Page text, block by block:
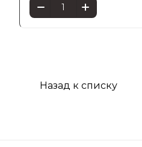
Назад к списку